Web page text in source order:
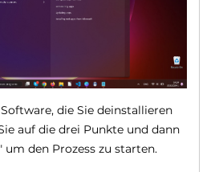
die Sie deinstallieren
auf die drei Punkte und dann
um den Prozess zu starten.